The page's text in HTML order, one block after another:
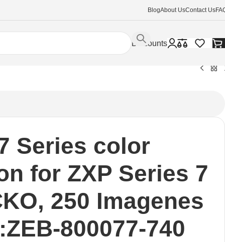
BlogAbout UsContact Us
Discounts
Series color
for ZXP Series 7
250 Imagenes
800077-740